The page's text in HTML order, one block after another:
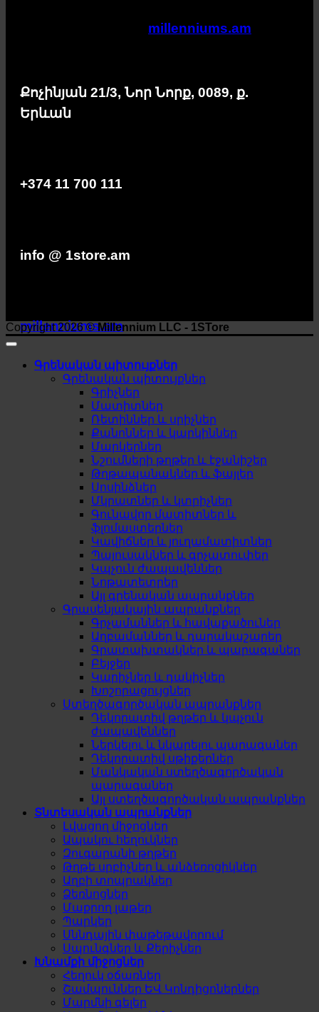
millenniums.am
Քոչինյան 21/3, Նոր Նորք, 0089, ք.
Երևան
+374 11 700 111
info @ 1store.am
millenniums.am
Copyright 2026 ©Millennium LLC - 1STore
Գրենական պիտույքներ
Գրենական պիտույքներ
Գրիչներ
Մատիտներ
Ռետիններ և սրիչներ
Քանոններ և կարկիններ
Մարկերներ
Նշումների թղթեր և էջանիշեր
Թղթապանակներ և ֆայլեր
Սոսինձներ
Մկրատներ և կտրիչներ
Գունավոր մատիտներ և
ֆլոմաստերներ
Կավիճներ և յուղամատիտներ
Պայուսակներ և գրչատուփեր
Կպչուն ժապավեններ
Նոթատետրեր
Այլ գրենական ապրանքներ
Գրասենյակային ապրանքներ
Գրչամաններ և հավաքածուներ
Աղբամաններ և դարակաշարեր
Գրատախտակներ և պարագաներ
Բեյջեր
Կարիչներ և դակիչներ
Խոշորացույցներ
Ստեղծագործական ապրանքներ
Դեկորատիվ թղթեր և կպչուն
ժապավեններ
Ներկելու և նկարելու պարագաներ
Դեկորատիվ սթիքերներ
Մանկական ստեղծագործական
պարագաներ
Այլ ստեղծագործական ապրանքներ
Տնտեսական ապրանքներ
Լվացող միջոցներ
Ապակու հեղուկներ
Զուգարանի թղթեր
Թղթե սրբիչներ և անձեռոցիկներ
Աղբի տոպրակներ
Ձեռնոցներ
Մաքրող լաթեր
Պարկեր
Սննդային փաթեթավորում
Սպունգներ և Քերիչներ
Խնամքի միջոցներ
Հեղուկ օճառներ
Շամպուններ ԵՎ Կոնդիցոներներ
Մարմնի գելեր